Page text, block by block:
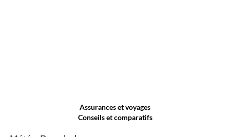
Assurances et voyages
Conseils et comparatifs